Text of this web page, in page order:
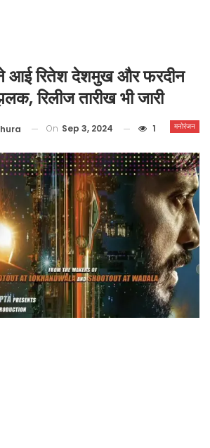
आई रितेश देशमुख और फरदीन
रिलीज तारीख भी जारी
मनोरंजन
On Sep 3, 2024 1